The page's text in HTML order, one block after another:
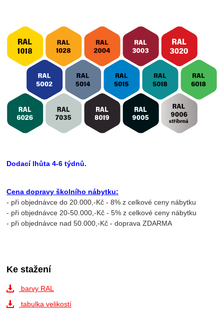
Dodací lhůta 4-6 týdnů.
Cena dopravy školního nábytku:
- při objednávce do 20.000,-Kč - 8% z celkové ceny nábytku
- při objednávce 20-50.000,-Kč - 5% z celkové ceny nábytku
- při objednávce nad 50.000,-Kč - doprava ZDARMA
Ke stažení
barvy RAL
tabulka velikostí